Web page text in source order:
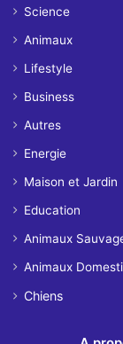
Science
Animaux
Lifestyle
Business
Autres
Energie
Maison et Jardin
Education
Animaux
Animaux
Chiens